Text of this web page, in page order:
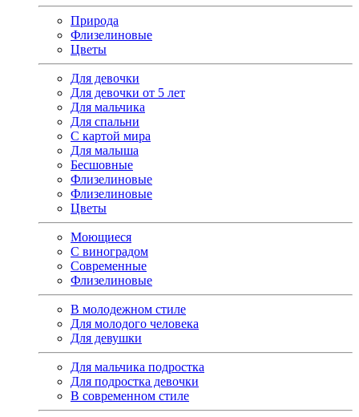
Природа
Флизелиновые
Цветы
Для девочки
Для девочки от 5 лет
Для мальчика
Для спальни
С картой мира
Для малыша
Бесшовные
Флизелиновые
Флизелиновые
Цветы
Моющиеся
С виноградом
Современные
Флизелиновые
В молодежном стиле
Для молодого человека
Для девушки
Для мальчика подростка
Для подростка девочки
В современном стиле